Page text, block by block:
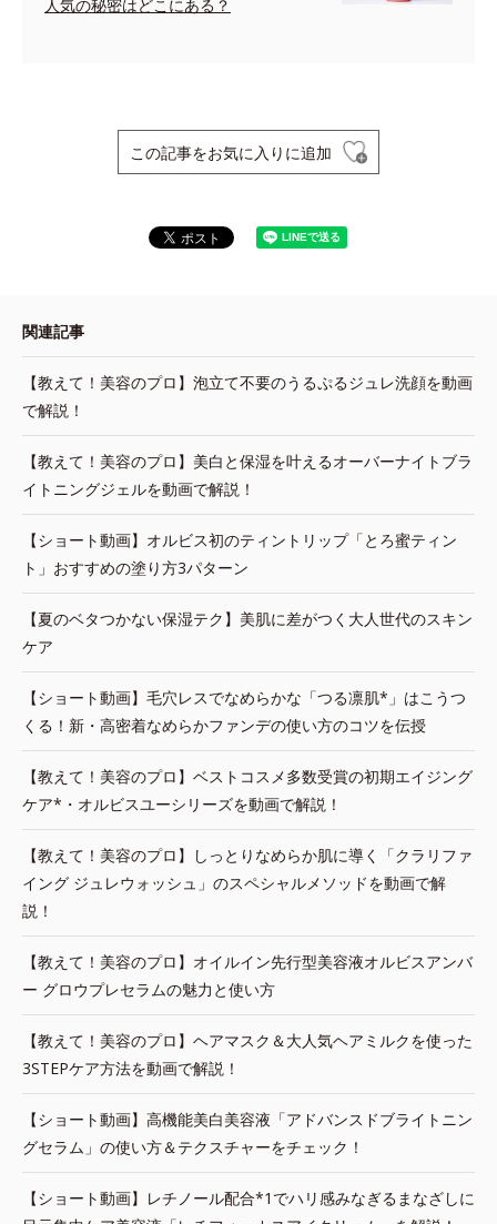
人気の秘密はどこにある？
この記事をお気に入りに追加
関連記事
【教えて！美容のプロ】泡立て不要のうるぷるジュレ洗顔を動画
で解説！
【教えて！美容のプロ】美白と保湿を叶えるオーバーナイトブラ
イトニングジェルを動画で解説！
【ショート動画】オルビス初のティントリップ「とろ蜜ティン
ト」おすすめの塗り方3パターン
【夏のベタつかない保湿テク】美肌に差がつく大人世代のスキン
ケア
【ショート動画】毛穴レスでなめらかな「つる凛肌*」はこうつ
くる！新・高密着なめらかファンデの使い方のコツを伝授
【教えて！美容のプロ】ベストコスメ多数受賞の初期エイジング
ケア*・オルビスユーシリーズを動画で解説！
【教えて！美容のプロ】しっとりなめらか肌に導く「クラリファ
イング ジュレウォッシュ」のスペシャルメソッドを動画で解
説！
【教えて！美容のプロ】オイルイン先行型美容液オルビスアンバ
ー グロウプレセラムの魅力と使い方
【教えて！美容のプロ】ヘアマスク＆大人気ヘアミルクを使った
3STEPケア方法を動画で解説！
【ショート動画】高機能美白美容液「アドバンスドブライトニン
グセラム」の使い方＆テクスチャーをチェック！
【ショート動画】レチノール配合*1でハリ感みなぎるまなざしに